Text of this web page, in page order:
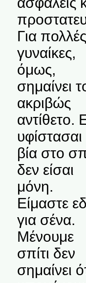
Για πολλές
γυναίκες,
όμως,
σημαίνει
ακριβώς
αντίθετο.
υφίστασαι
βία στο
δεν είσαι
μόνη.
Είμαστε
για σένα.
Μένουμε
σπίτι δεν
σημαίνει